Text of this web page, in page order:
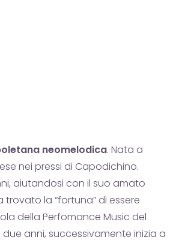
neomelodica. Nata a
nei pressi di Capodichino.
aiutandosi con il suo amato
la “fortuna” di essere
della Perfomance Music del
anni, successivamente inizia a